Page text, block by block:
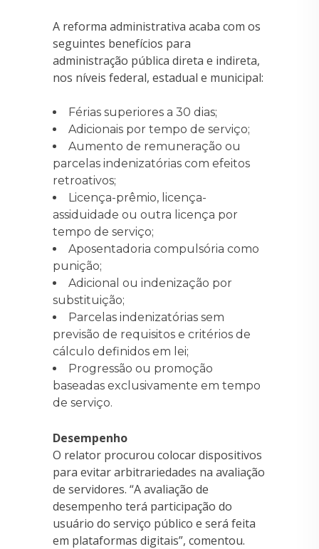
A reforma administrativa acaba com os
seguintes benefícios para
administração pública direta e indireta,
nos níveis federal, estadual e municipal:
Férias superiores a 30 dias;
Adicionais por tempo de serviço;
Aumento de remuneração ou
parcelas indenizatórias com efeitos
retroativos;
Licença-prêmio, licença-
assiduidade ou outra licença por
tempo de serviço;
Aposentadoria compulsória como
punição;
Adicional ou indenização por
substituição;
Parcelas indenizatórias sem
previsão de requisitos e critérios de
cálculo definidos em lei;
Progressão ou promoção
baseadas exclusivamente em tempo
de serviço.
Desempenho
O relator procurou colocar dispositivos
para evitar arbitrariedades na avaliação
de servidores. “A avaliação de
desempenho terá participação do
usuário do serviço público e será feita
em plataformas digitais”, comentou.